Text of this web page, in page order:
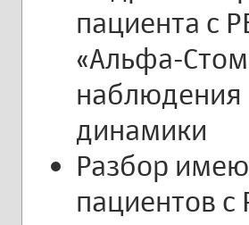
пациента с
«Альфа-
наблюдения
динамики
Разбор
пациентов